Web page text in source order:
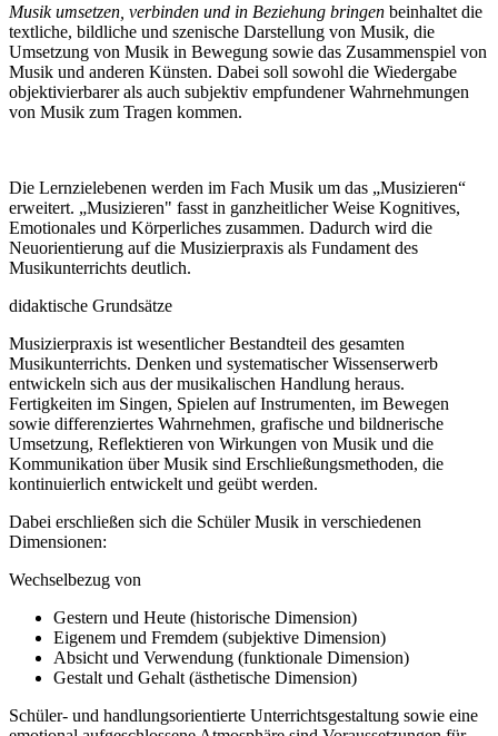
Musik umsetzen, verbinden und in Beziehung bringen beinhaltet die
textliche, bildliche und szenische Darstellung von Musik, die
Umsetzung von Musik in Bewegung sowie das Zusammenspiel von
Musik und anderen Künsten. Dabei soll sowohl die Wiedergabe
objektivierbarer als auch subjektiv empfundener Wahrnehmungen
von Musik zum Tragen kommen.
Die Lernzielebenen werden im Fach Musik um das „Musizieren“
erweitert. „Musizieren" fasst in ganzheitlicher Weise Kognitives,
Emotionales und Körperliches zusammen. Dadurch wird die
Neuorientierung auf die Musizierpraxis als Fundament des
Musikunterrichts deutlich.
didaktische Grundsätze
Musizierpraxis ist wesentlicher Bestandteil des gesamten
Musikunterrichts. Denken und systematischer Wissenserwerb
entwickeln sich aus der musikalischen Handlung heraus.
Fertigkeiten im Singen, Spielen auf Instrumenten, im Bewegen
sowie differenziertes Wahrnehmen, grafische und bildnerische
Umsetzung, Reflektieren von Wirkungen von Musik und die
Kommunikation über Musik sind Erschließungsmethoden, die
kontinuierlich entwickelt und geübt werden.
Dabei erschließen sich die Schüler Musik in verschiedenen
Dimensionen:
Wechselbezug von
Gestern und Heute (historische Dimension)
Eigenem und Fremdem (subjektive Dimension)
Absicht und Verwendung (funktionale Dimension)
Gestalt und Gehalt (ästhetische Dimension)
Schüler- und handlungsorientierte Unterrichtsgestaltung sowie eine